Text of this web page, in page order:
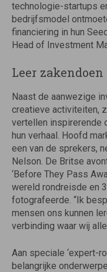
technologie-startups
bedrijfsmodel
financiering in hun
Head of Investment
Leer
Naast de aanwezige
creatieve activiteiten,
vertellen inspirerende
hun verhaal. Hoofd
een van de sprekers,
Nelson. De Britse
‘Before They Pass
wereld rondreisde en
fotografeerde. “Ik
mensen ons kunnen
verbinding waar wij
Aan speciale ‘expert-
belangrijke